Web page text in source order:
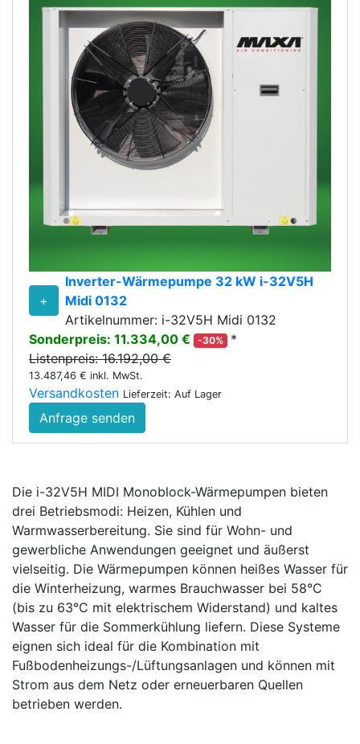
+
Inverter-Wärmepumpe 32 kW i-32V5H
Midi 0132
Artikelnummer: i-32V5H Midi 0132
Sonderpreis: 11.334,00 €
-30%
*
Listenpreis: 16.192,00 €
13.487,46 € inkl. MwSt.
Versandkosten Lieferzeit: Auf Lager
Anfrage senden
Die i-32V5H MIDI Monoblock-Wärmepumpen bieten
drei Betriebsmodi: Heizen, Kühlen und
Warmwasserbereitung. Sie sind für Wohn- und
gewerbliche Anwendungen geeignet und äußerst
vielseitig. Die Wärmepumpen können heißes Wasser für
die Winterheizung, warmes Brauchwasser bei 58°C
(bis zu 63°C mit elektrischem Widerstand) und kaltes
Wasser für die Sommerkühlung liefern. Diese Systeme
eignen sich ideal für die Kombination mit
Fußbodenheizungs-/Lüftungsanlagen und können mit
Strom aus dem Netz oder erneuerbaren Quellen
betrieben werden.